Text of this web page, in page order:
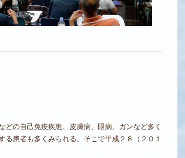
の自己免疫疾患、皮膚病、眼病、ガンなど多く
患者も多くみられる。そこで平成２８（２０１